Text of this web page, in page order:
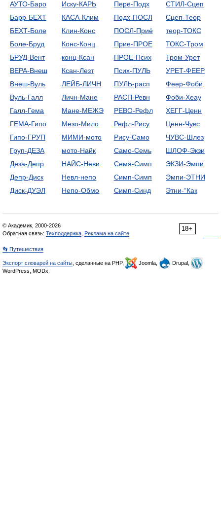
АУТО-Баро
Барр-БЕХТ
БЕХТ-Боле
Боле-Бруд
БРУД-Вент
ВЕРА-Внеш
Внеш-Вуль
Вуль-Галл
Галл-Гема
ГЕМА-Гипо
Гипо-ГРУП
Груп-ДЕЗА
Деза-Депр
Депр-Диск
Диск-ДУЭЛ
Иску-КАРЬ
КАСА-Клим
Клин-Конс
Конс-Конц
конц-Ксан
Ксан-Лезт
ЛЕЙБ-ЛИЧН
Личн-Мане
Мане-МЕЖЭ
Мезо-Мило
МИМИ-мото
мото-Найк
НАЙС-Неви
Невл-непо
Непо-Обмо
Пере-Подх
Подх-ПОСЛ
ПОСЛ-Приё
Прие-ПРОЕ
ПРОЕ-Псих
Псих-ПУЛЬ
ПУЛЬ-расп
РАСП-Ревн
РЕВО-Рефл
Рефл-Рису
Рису-Само
Само-Семь
Семя-Симп
Симп-Симп
Симп-Синд
СТИЛ-Сцеп
Сцеп-Теор
теор-ТОКС
ТОКС-Тром
Тром-Урет
УРЕТ-ФЕЕР
Феер-Фоби
Фоби-Хеау
ХЕГГ-Ценн
Ценн-Чувс
ЧУВС-Шлез
ШЛОФ-Экзи
ЭКЗИ-Эмпи
Эмпи-ЭТНИ
Этни-“Как
18+
© Академик, 2000-2026
Обратная связь: Техподдержка Реклама на сайте
👣 Путешествия
Экспорт словарей на сайты , сделанные на PHP, Joomla,
Drupal,
WordPress, MODx.